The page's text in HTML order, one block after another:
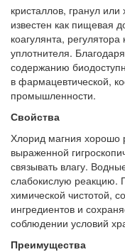
кристаллов, гранул
известен как пищевая
коагулянта,
уплотнителя.
содержанию
в фармацевтической,
промышленности.
Свойства
Хлорид магния хорошо
выраженной
связывать влагу.
слабокислую реакцию.
химической чистотой,
ингредиентов и
соблюдении условий
Преимущества